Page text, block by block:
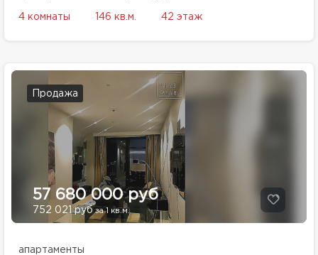
4 комнаты 146 кв.м. 42 этаж
Продажа
57 680 000 руб
752 021 руб за 1 кв.м.
апартаменты